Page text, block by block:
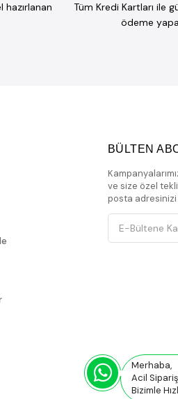
Tüm Kredi Kartları ile
ödeme
BÜLTEN
ve size özel
posta
Merhaba,
Acil
Bizimle